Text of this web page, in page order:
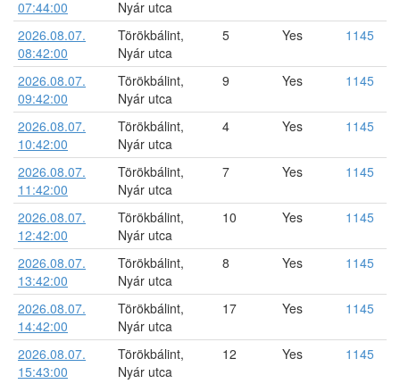
07:44:00
Nyár utca
2026.08.07.
08:42:00
Törökbálint,
Nyár utca
5 Yes 1145
2026.08.07.
09:42:00
Törökbálint,
Nyár utca
9 Yes 1145
2026.08.07.
10:42:00
Törökbálint,
Nyár utca
4 Yes 1145
2026.08.07.
11:42:00
Törökbálint,
Nyár utca
7 Yes 1145
2026.08.07.
12:42:00
Törökbálint,
Nyár utca
10 Yes 1145
2026.08.07.
13:42:00
Törökbálint,
Nyár utca
8 Yes 1145
2026.08.07.
14:42:00
Törökbálint,
Nyár utca
17 Yes 1145
2026.08.07.
15:43:00
Törökbálint,
Nyár utca
12 Yes 1145